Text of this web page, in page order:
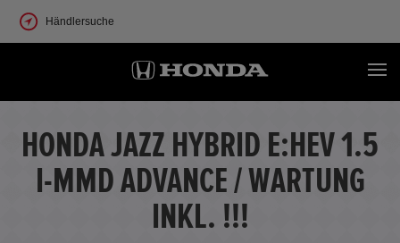
Händlersuche
HONDA JAZZ HYBRID E:HEV 1.5
I-MMD ADVANCE / WARTUNG
INKL. !!!